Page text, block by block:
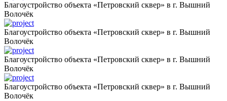
Благоустройство объекта «Петровский сквер» в г. Вышний
Волочёк
Благоустройство объекта «Петровский сквер» в г. Вышний
Волочёк
Благоустройство объекта «Петровский сквер» в г. Вышний
Волочёк
Благоустройство объекта «Петровский сквер» в г. Вышний
Волочёк